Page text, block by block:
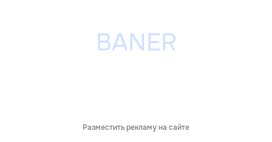
Разместить рекламу на сайте